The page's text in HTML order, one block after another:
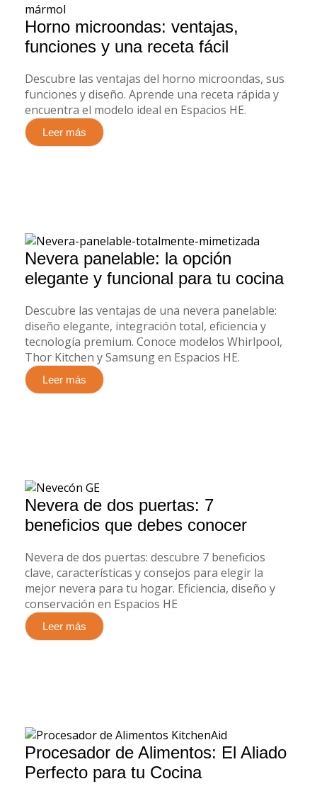
Horno microondas: ventajas,
funciones y una receta fácil
Descubre las ventajas del horno microondas, sus
funciones y diseño. Aprende una receta rápida y
encuentra el modelo ideal en Espacios HE.
Leer más
Nevera panelable: la opción
elegante y funcional para tu cocina
Descubre las ventajas de una nevera panelable:
diseño elegante, integración total, eficiencia y
tecnología premium. Conoce modelos Whirlpool,
Thor Kitchen y Samsung en Espacios HE.
Leer más
Nevera de dos puertas: 7
beneficios que debes conocer
Nevera de dos puertas: descubre 7 beneficios
clave, características y consejos para elegir la
mejor nevera para tu hogar. Eficiencia, diseño y
conservación en Espacios HE
Leer más
Procesador de Alimentos: El Aliado
Perfecto para tu Cocina